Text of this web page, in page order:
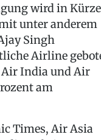
wird in Kürze
unter anderem
Singh
Airline
Air India und Air
am
Times, Air Asia